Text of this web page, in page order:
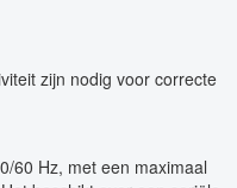
zijn nodig voor correcte
60 Hz, met een maximaal